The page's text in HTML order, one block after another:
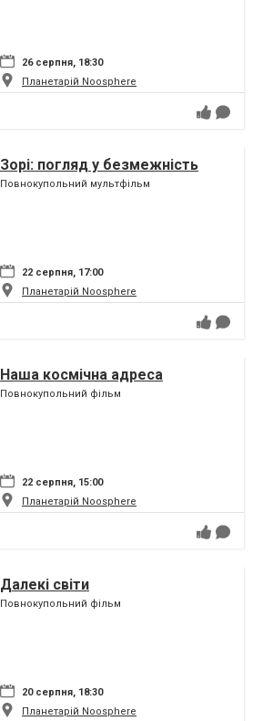
26 серпня, 18:30
Планетарій Noosphere
Зорі: погляд у безмежність
Повнокупольний мультфільм
22 серпня, 17:00
Планетарій Noosphere
Наша космічна адреса
Повнокупольний фільм
22 серпня, 15:00
Планетарій Noosphere
Далекі світи
Повнокупольний фільм
20 серпня, 18:30
Планетарій Noosphere